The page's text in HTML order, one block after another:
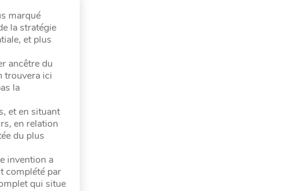
marqué
la stratégie
et plus
ancêtre du
trouvera ici
la
et en situant
en relation
du plus
invention a
complété par
qui situe